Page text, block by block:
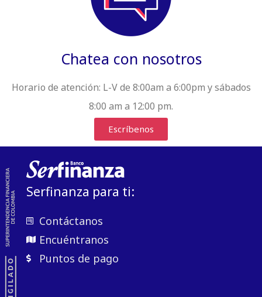
Chatea con nosotros
Horario de atención: L-V de 8:00am a 6:00pm y sábados
8:00 am a 12:00 pm.
Escríbenos
Serfinanza para ti:
Contáctanos
Encuéntranos
Puntos de pago